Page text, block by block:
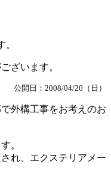
ざいます。
公開日：2008/04/20（日）
外構工事をお考えのお
。
れ、エクステリアメー